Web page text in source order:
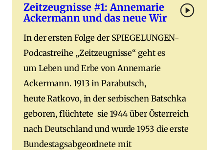
Zeitzeugnisse #1: Annemarie
Ackermann und das neue Wir
In der ersten Folge der SPIEGELUNGEN-
Podcastreihe „Zeitzeugnisse“ geht es
um Leben und Erbe von Annemarie
Ackermann. 1913 in Parabutsch,
heute Ratkovo, in der serbischen Batschka
geboren, flüchtete sie 1944 über Österreich
nach Deutschland und wurde 1953 die erste
Bundestagsabgeordnete mit